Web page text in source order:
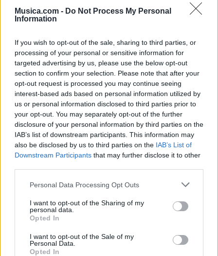
Musica.com - Do Not Process My Personal
Information
If you wish to opt-out of the sale, sharing to third parties, or
processing of your personal or sensitive information for
targeted advertising by us, please use the below opt-out
section to confirm your selection. Please note that after your
opt-out request is processed you may continue seeing
interest-based ads based on personal information utilized by
us or personal information disclosed to third parties prior to
your opt-out. You may separately opt-out of the further
disclosure of your personal information by third parties on the
IAB’s list of downstream participants. This information may
also be disclosed by us to third parties on the IAB’s List of
Downstream Participants that may further disclose it to other
Personal Data Processing Opt Outs
I want to opt-out of the Sharing of my
personal data.
Opted In
I want to opt-out of the Sale of my
Personal Data.
Opted In
Disneyestá en la posición
2023.
¿Apoyar a Disney?
2136 143
Ranking de Disney TOP Música